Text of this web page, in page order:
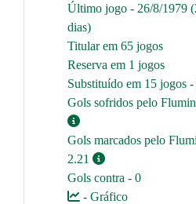
Último jogo - 26/8/1979
dias)
Titular em 65 jogos
Reserva em 1 jogos
Substituído em 15 jogos
Gols sofridos pelo
Gols marcados pelo
2.21
Gols contra - 0
- Gráfico